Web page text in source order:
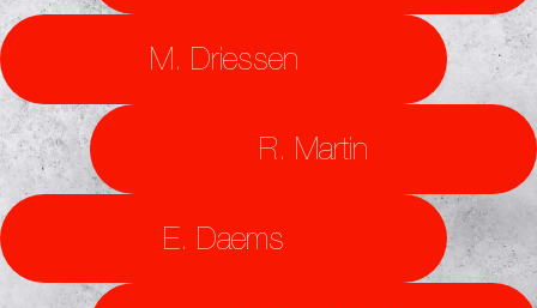
M. Driessen
R. Martin
E. Daems